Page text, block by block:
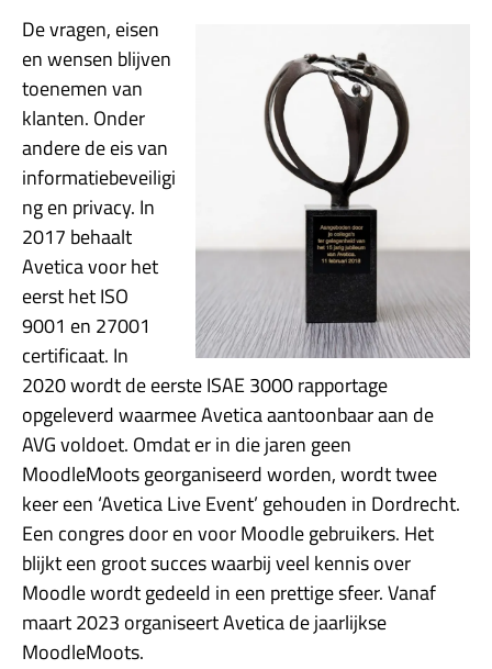
De vragen, eisen
en wensen blijven
toenemen van
klanten. Onder
andere de eis van
informatiebeveiligi
ng en privacy. In
2017 behaalt
Avetica voor het
eerst het ISO
9001 en 27001
certificaat. In
2020 wordt de eerste ISAE 3000 rapportage
opgeleverd waarmee Avetica aantoonbaar aan de
AVG voldoet. Omdat er in die jaren geen
MoodleMoots georganiseerd worden, wordt twee
keer een ‘Avetica Live Event’ gehouden in Dordrecht.
Een congres door en voor Moodle gebruikers. Het
blijkt een groot succes waarbij veel kennis over
Moodle wordt gedeeld in een prettige sfeer. Vanaf
maart 2023 organiseert Avetica de jaarlijkse
MoodleMoots.